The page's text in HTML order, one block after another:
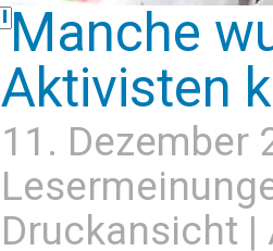
'Manche
Aktivisten
11. Dezember
Druckansicht |